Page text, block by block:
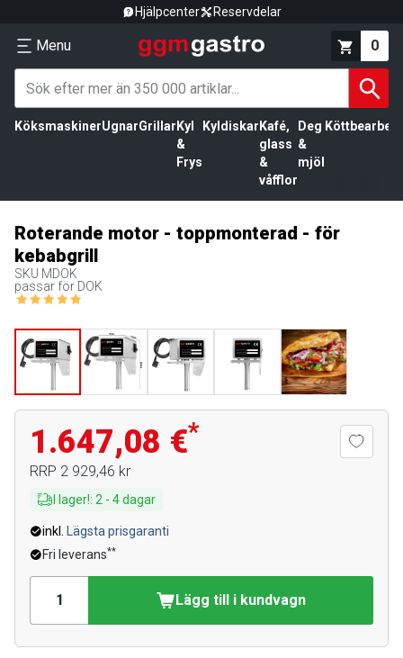
Hjälpcenter Reservdelar
Menu 0
KöksmaskinerUgnarGrillar Kyl
&
Frys
Kyldiskar Kafé,
glass
&
våfflor
Deg
&
mjöl
Roterande motor - toppmonterad - för
kebabgrill
SKU MDOK
passar för DOK
1.647,08 €*
RRP 2 929,46 kr
I lager!: 2 - 4dagar
inkl.
Lägsta prisgaranti
Fri leverans**
Lägg till i kundvagn